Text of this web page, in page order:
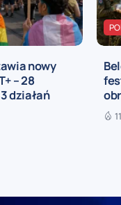
nowy
– 28
działań